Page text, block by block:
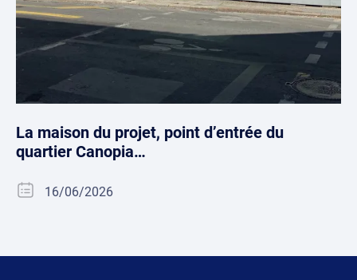
La maison du projet, point d’entrée du
quartier Canopia…
16/06/2026